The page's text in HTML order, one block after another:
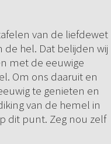
van de liefdewet
hel. Dat belijden wij
met de eeuwige
Om ons daaruit en
te genieten en
van de hemel in
dit punt. Zeg nou zelf